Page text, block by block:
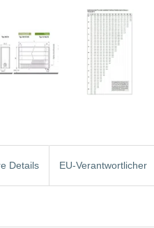
Details EU-Verantwortlicher